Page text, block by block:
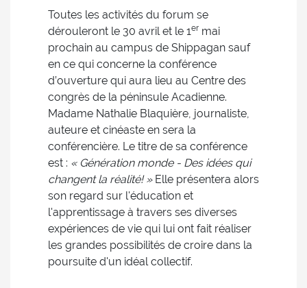
Toutes les activités du forum se
dérouleront le 30 avril et le 1er mai
prochain au campus de Shippagan sauf
en ce qui concerne la conférence
d’ouverture qui aura lieu au Centre des
congrès de la péninsule Acadienne.
Madame Nathalie Blaquière, journaliste,
auteure et cinéaste en sera la
conférencière. Le titre de sa conférence
est : « Génération monde - Des idées qui
changent la réalité! »Elle présentera alors
son regard sur l'éducation et
l'apprentissage à travers ses diverses
expériences de vie qui lui ont fait réaliser
les grandes possibilités de croire dans la
poursuite d'un idéal collectif.